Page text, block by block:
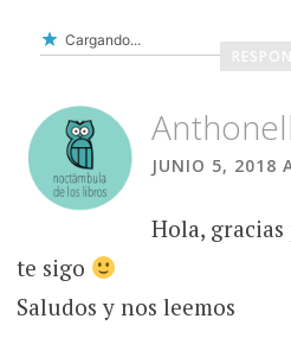
Cargando...
JUNIO 5, 2018
Hola,
te sigo
Saludos y nos leemos